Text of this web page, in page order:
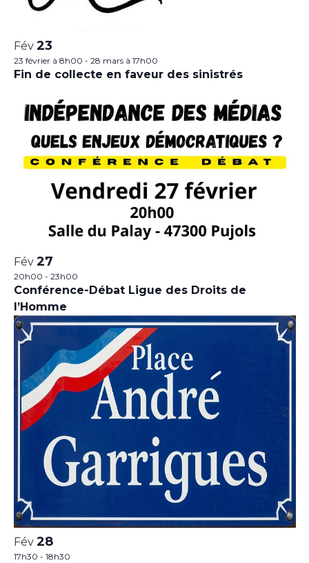
Fév 23
23 février à 8h00 - 28 mars à 17h00
Fin de collecte en faveur des sinistrés
Fév 27
20h00 - 23h00
Conférence-Débat Ligue des Droits de
l’Homme
Fév 28
17h30 - 18h30